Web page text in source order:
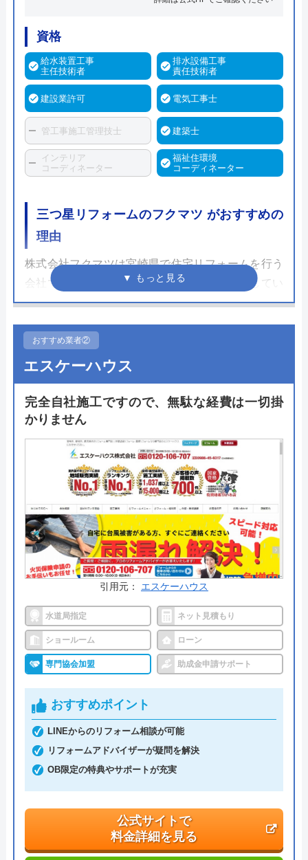
資格
給水装置工事
主任技術者
排水設備工事
責任技術者
建設業許可 電気工事士
管工事施工管理技士 建築士
インテリア
コーディネーター
福祉住環境
コーディネーター
三つ星リフォームのフクマツ がおすすめの
理由
株式会社フクマツは宮崎県で住宅リフォームを行う
会社で、特に水まわりのリフォームを得意としてい
ます。建築工事業のほか、管工事業や水道局指定店
います。
ールームで開催するなど顧客との近さを売りとして
います。お得な補助金の申請から交付までをサポー
トしてくれるのはもちろん、LINEで写真を送るだけ
での簡単見積もりなど煩わしい時間を割かずに相談
ができるのも大きな魅力です。無料相談はフォーム
常時受け付けています。
公式サイトで
料金詳細を見る
今すぐ電話で相談する
0120-27-7433
受付時間： 8:00～18:00
三つ星リフォームのフクマツ の基本情報
代表者 福松修一郎
創業・設立 ―
おすすめ業者②
エスケーハウス
完全自社施工ですので、無駄な経費は一切掛
かりません
引用元： エスケーハウス
水道局指定 ネット見積もり
ショールーム ローン
専門協会加盟 助成金申請サポート
おすすめポイント
LINEからのリフォーム相談が可能
リフォームアドバイザーが疑問を解決
OB限定の特典やサポートが充実
公式サイトで
料金詳細を見る